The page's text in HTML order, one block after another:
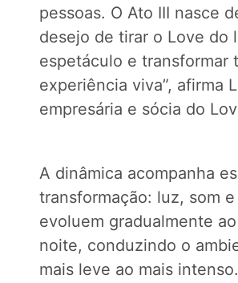
pessoas. O Ato III nasce
desejo de tirar o Love do
espetáculo e transformar
experiência viva”, afirma
empresária e sócia do
A dinâmica acompanha
transformação: luz, som
evoluem gradualmente
noite, conduzindo o
mais leve ao mais